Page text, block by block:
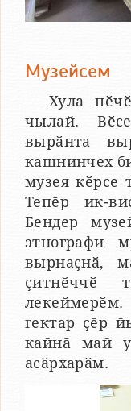
Музейсем
Хула
чылай.
вырӑнта
кашнинчех
музея кӗрсе
Тепӗр ик-
Бендер
этнографи
вырнаҫнӑ,
гектар ҫӗр
кайнӑ май
асӑрхарӑм.